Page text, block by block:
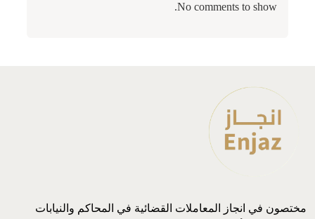
No comments to show.
مختصون في انجاز المعاملات القضائية في المحاكم والنيابات